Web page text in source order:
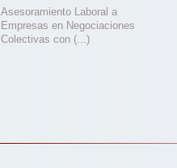
Asesoramiento Laboral a
Empresas en Negociaciones
Colectivas con (...)